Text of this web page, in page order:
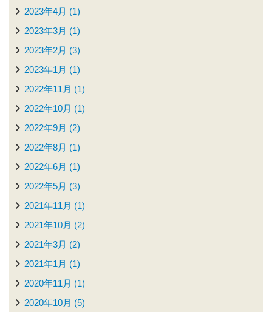
2023年4月 (1)
2023年3月 (1)
2023年2月 (3)
2023年1月 (1)
2022年11月 (1)
2022年10月 (1)
2022年9月 (2)
2022年8月 (1)
2022年6月 (1)
2022年5月 (3)
2021年11月 (1)
2021年10月 (2)
2021年3月 (2)
2021年1月 (1)
2020年11月 (1)
2020年10月 (5)